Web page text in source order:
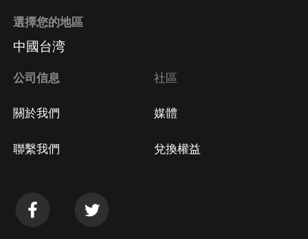
選擇您的地區
中國台湾
公司信息
關於我們
聯繫我們
社區
媒體
兌換權益